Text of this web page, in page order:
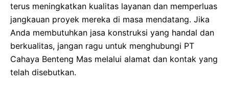
terus meningkatkan kualitas layanan dan memperluas
jangkauan proyek mereka di masa mendatang. Jika
Anda membutuhkan jasa konstruksi yang handal dan
berkualitas, jangan ragu untuk menghubungi PT
Cahaya Benteng Mas melalui alamat dan kontak yang
telah disebutkan.